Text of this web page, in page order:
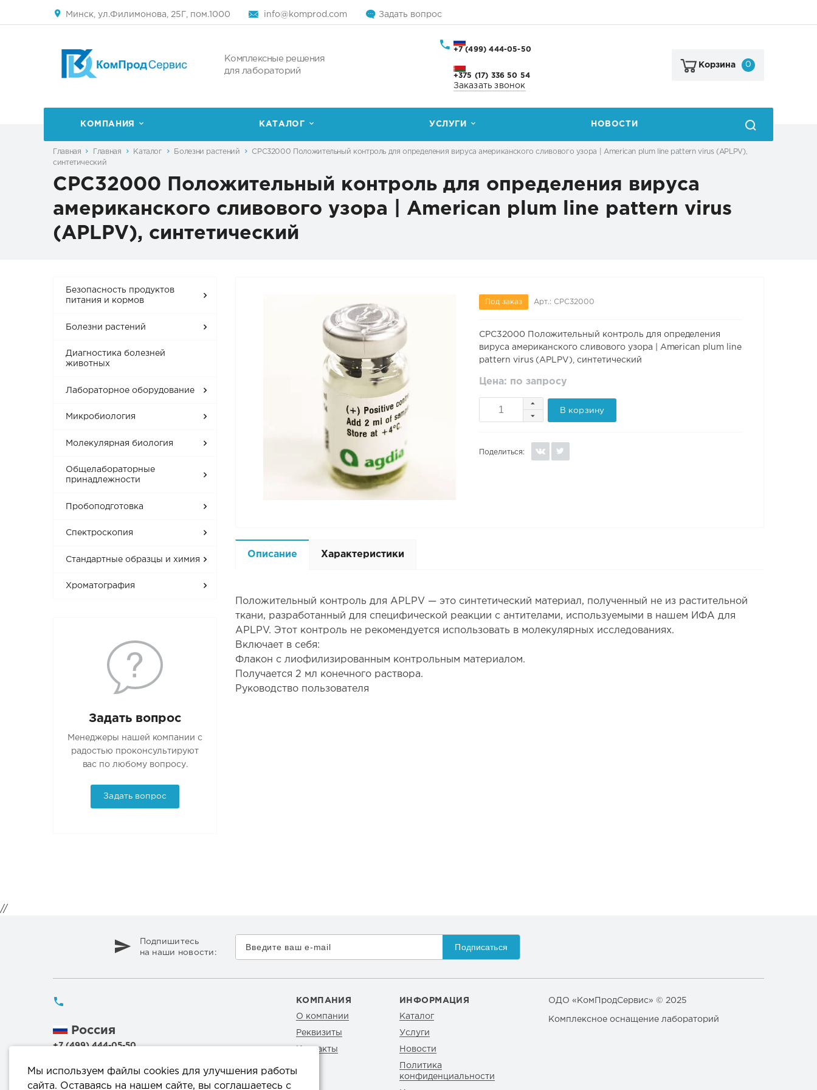
Минск, ул.Филимонова, 25Г, пом.1000 info@komprod.com Задать вопрос
Комплексные решения
для лабораторий
+7 (499) 444-05-50
+375 (17) 336 50 54
Заказать звонок
Корзина 0
КОМПАНИЯ КАТАЛОГ УСЛУГИ НОВОСТИ
Главная Главная Каталог Болезни растений
CPC32000 Положительный контроль для определения вируса американского сливового узора | American plum line pattern virus (APLPV),
синтетический
CPC32000 Положительный контроль для определения вируса
американского сливового узора | American plum line pattern virus
(APLPV), синтетический
Безопасность продуктов
питания и кормов
Болезни растений
Диагностика болезней
животных
Лабораторное оборудование
Микробиология
Молекулярная биология
Общелабораторные
принадлежности
Пробоподготовка
Спектроскопия
Стандартные образцы и химия
Хроматография
Задать вопрос
Менеджеры нашей компании с
радостью проконсультируют
вас по любому вопросу.
Задать вопрос
Под заказ Арт.: CPC32000
CPC32000 Положительный контроль для определения
вируса американского сливового узора | American plum line
pattern virus (APLPV), синтетический
Цена: по запросу
В корзину
Поделиться:
Описание Характеристики
Положительный контроль для APLPV — это синтетический материал, полученный не из растительной
ткани, разработанный для специфической реакции с антителами, используемыми в нашем ИФА для
APLPV. Этот контроль не рекомендуется использовать в молекулярных исследованиях.
Включает в себя:
Флакон с лиофилизированным контрольным материалом.
Получается 2 мл конечного раствора.
Руководство пользователя
//
Подпишитесь
на наши новости:
Подписаться
Россия
+7 (499) 444-05-50
+375 (17) 336 50 54
+375 (29) 199 00 44
КОМПАНИЯ
О компании
Реквизиты
Контакты
ИНФОРМАЦИЯ
Каталог
Услуги
Новости
Политика
конфиденциальности
ОДО «КомПродСервис» © 2025
Комплексное оснащение лабораторий
Мы используем файлы cookies для улучшения работы
сайта. Оставаясь на нашем сайте, вы соглашаетесь с